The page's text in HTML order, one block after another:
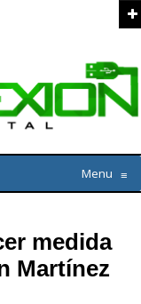
Menu ≡
medida
Martínez